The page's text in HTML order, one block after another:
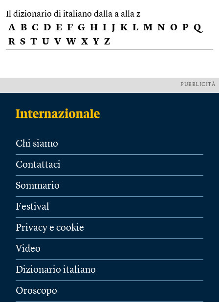
Il dizionario di italiano dalla a alla z
A B C D E F G H I J K L M N O P Q
R S T U V W X Y Z
PUBBLICITÀ
Chi siamo
Contattaci
Sommario
Festival
Privacy e cookie
Video
Dizionario italiano
Oroscopo